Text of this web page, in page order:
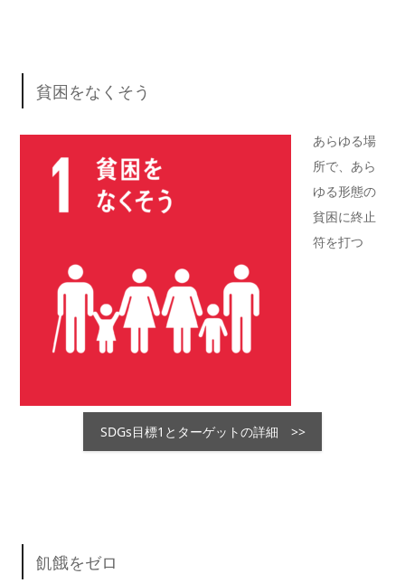
貧困をなくそう
あらゆる場
所で、あら
ゆる形態の
貧困に終止
符を打つ
SDGs目標1とターゲットの詳細 >>
飢餓をゼロ